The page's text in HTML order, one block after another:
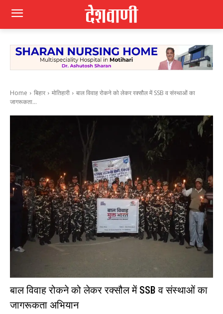
Home बिहार मोतिहारी
बाल विवाह रोकने को लेकर रक्सौल में SSB व संस्थाओं का
जागरूकता...
बाल विवाह रोकने को लेकर रक्सौल में SSB व संस्थाओं का
जागरूकता अभियान